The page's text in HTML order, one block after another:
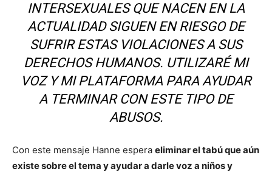
INTERSEXUALES QUE NACEN EN LA
ACTUALIDAD SIGUEN EN RIESGO DE
SUFRIR ESTAS VIOLACIONES A SUS
DERECHOS HUMANOS. UTILIZARÉ MI
VOZ Y MI PLATAFORMA PARA AYUDAR
A TERMINAR CON ESTE TIPO DE
ABUSOS.
Con este mensaje Hanne espera eliminar el tabú que aún
existe sobre el tema y ayudar a darle voz a niños y